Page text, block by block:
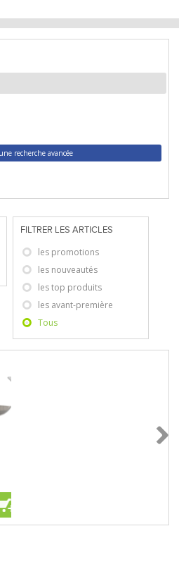
recherche avancée
FILTRER LES ARTICLES
les promotions
les nouveautés
les top produits
les avant-première
Tous
+